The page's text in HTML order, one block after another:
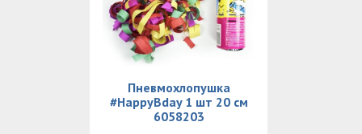
Пневмохлопушка
#HappyBday 1 шт 20 см
6058203